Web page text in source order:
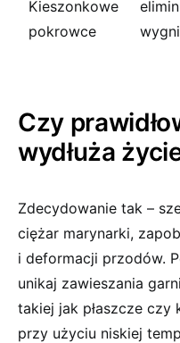
Kieszonkowe
pokrowce
Czy
wydłuża
Zdecydowanie tak –
ciężar marynarki,
i deformacji przodów.
unikaj zawieszania
takiej jak płaszcze czy
przy użyciu niskiej